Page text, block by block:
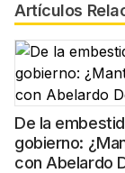
Artículos
De la
gobierno:
con Abelardo